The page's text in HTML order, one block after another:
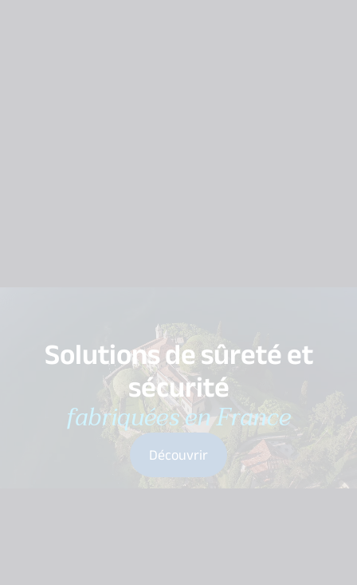
Solutions de sûreté et
sécurité
fabriquées en France
Découvrir